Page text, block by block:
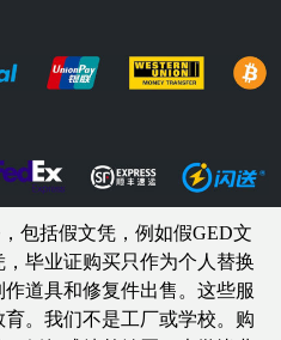
包括假文凭，例如假GED文
毕业证购买只作为个人替换
道具和修复件出售。这些服
。我们不是工厂或学校。购